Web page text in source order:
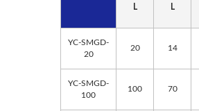
L L
YC-SMGD-
20
20 14
YC-SMGD-
100
100 70